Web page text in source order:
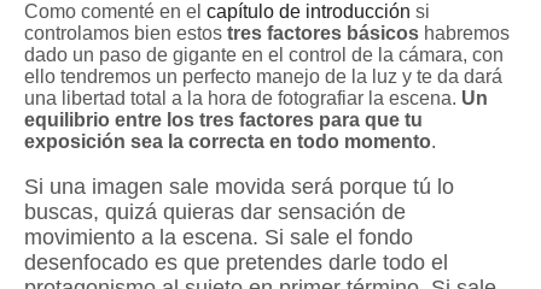
Como comenté en el capítulo de introducción si
controlamos bien estos tres factores básicos habremos
dado un paso de gigante en el control de la cámara, con
ello tendremos un perfecto manejo de la luz y te da dará
una libertad total a la hora de fotografiar la escena. Un
equilibrio entre los tres factores para que tu
exposición sea la correcta en todo momento.
Si una imagen sale movida será porque tú lo
buscas, quizá quieras dar sensación de
movimiento a la escena. Si sale el fondo
desenfocado es que pretendes darle todo el